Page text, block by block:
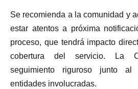
Se recomienda a la comunidad y
estar atentos a próxima
proceso, que tendrá impacto
cobertura del servicio. La
seguimiento riguroso junto
entidades involucradas.